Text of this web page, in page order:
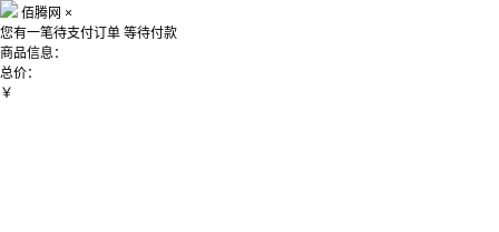
佰腾网 ×
您有一笔待支付订单 等待付款
商品信息：
总价：
￥